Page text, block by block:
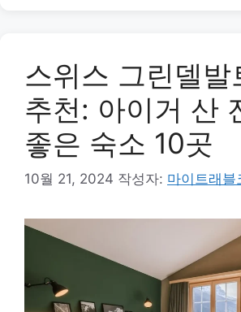
스위스 그린델발
추천: 아이거 산
좋은 숙소 10곳
10월 21, 2024 작성자: 마이트래블